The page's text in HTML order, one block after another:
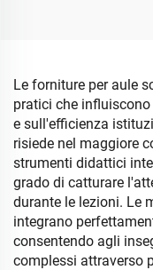
Le forniture per aule
pratici che
e sull'efficienza
risiede nel maggiore
strumenti didattici
grado di catturare
durante le lezioni. Le
integrano
consentendo agli
complessi attraverso